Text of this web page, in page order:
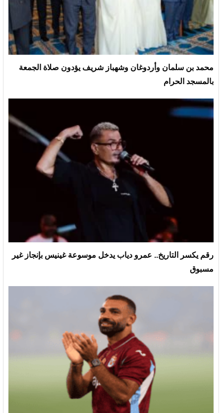
محمد بن سلمان وأردوغان وشهباز شريف يؤدون صلاة الجمعة
بالمسجد الحرام
رقم يكسر التاريخ.. عمرو دياب يدخل موسوعة غينيس بإنجاز غير
مسبوق